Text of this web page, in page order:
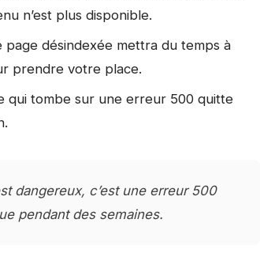
n’est plus disponible.
désindexée mettra du temps à
prendre votre place.
qui tombe sur une erreur 500 quitte
dangereux, c’est une erreur 500
pendant des semaines.